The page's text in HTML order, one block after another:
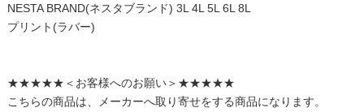
NESTA BRAND(ネスタブランド) 3L 4L 5L 6L 8L
プリント(ラバー)
★★★★★＜お客様へのお願い＞★★★★★
こちらの商品は、メーカーへ取り寄せをする商品になります。